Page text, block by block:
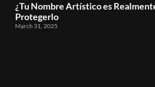
¿Tu Nombre Artístico es
Protegerlo
March 31, 2025